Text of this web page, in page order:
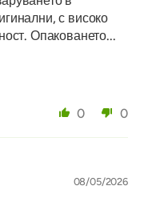
с високо
Опаковането...
0 0
08/05/2026